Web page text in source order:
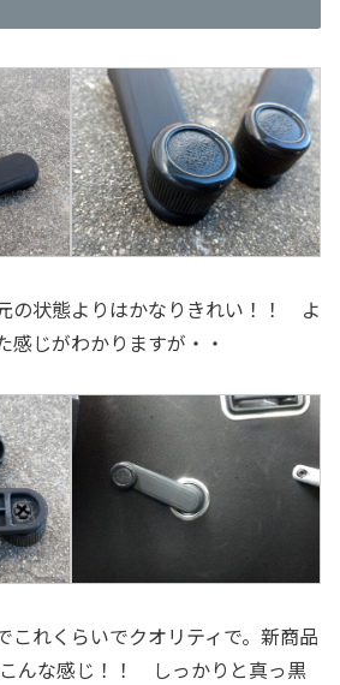
の状態よりはかなりきれい！！ よ
感じがわかりますが・・
これくらいでクオリティで。新商品
んな感じ！！ しっかりと真っ黒